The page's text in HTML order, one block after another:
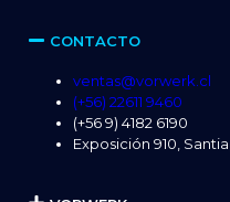
CONTACTO
ventas@vorwerk.cl
(+56) 22611 9460
(+56 9) 4182 6190
Exposición 910,